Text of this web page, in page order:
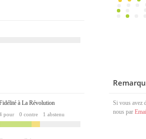
à La Révolution
pour 0 contre 1 abstenu
Si vous avez
nous par